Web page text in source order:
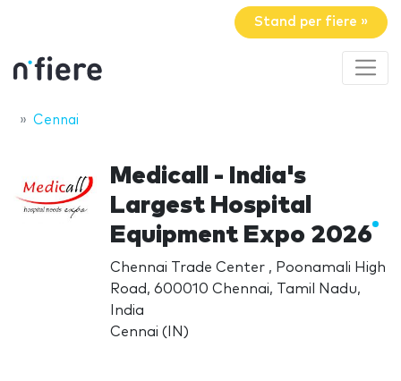
Stand per fiere »
Cennai
Medicall - India's
Largest Hospital
Equipment Expo 2026
Chennai Trade Center , Poonamali High
Road, 600010 Chennai, Tamil Nadu,
India
Cennai (IN)